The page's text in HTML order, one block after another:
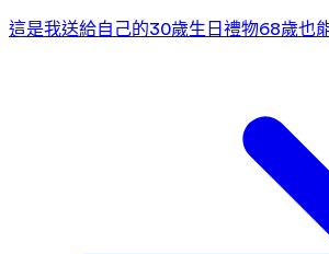
這是我送給自己的30歲生日禮物68歲也